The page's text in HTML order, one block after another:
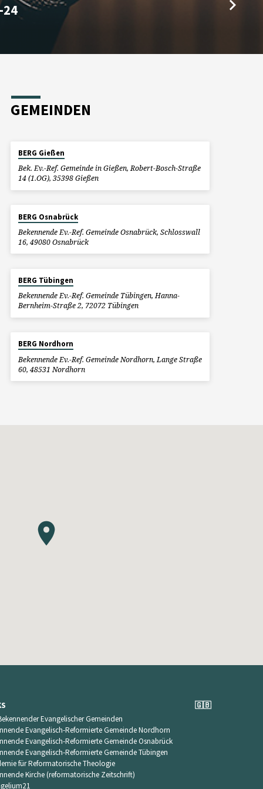
24
GEMEINDEN
BERG Gießen
Bek. Ev.-Ref. Gemeinde in Gießen, Robert-Bosch-Straße
14 (1.OG), 35398 Gießen
BERG Osnabrück
Bekennende Ev.-Ref. Gemeinde Osnabrück, Schlosswall
16, 49080 Osnabrück
BERG Tübingen
Bekennende Ev.-Ref. Gemeinde Tübingen, Hanna-
Bernheim-Straße 2, 72072 Tübingen
BERG Nordhorn
Bekennende Ev.-Ref. Gemeinde Nordhorn, Lange Straße
60, 48531 Nordhorn
Evangelischer Gemeinden
Evangelisch-Reformierte Gemeinde Nordhorn
Evangelisch-Reformierte Gemeinde Osnabrück
Evangelisch-Reformierte Gemeinde Tübingen
für Reformatorische Theologie
Kirche (reformatorische Zeitschrift)
🇬🇧